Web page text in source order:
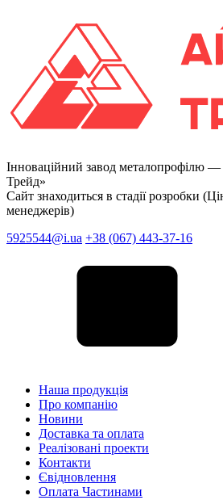
Інноваційний завод металопрофілю —
Трейд»
Сайт знаходиться в стадії розробки
менеджерів)
5925544@i.ua +38 (067) 443-37-16
Наша продукція
Про компанію
Новини
Доставка та оплата
Реалізовані проекти
Контакти
Євідновлення
Оплата Частинами